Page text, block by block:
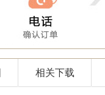
相关下载